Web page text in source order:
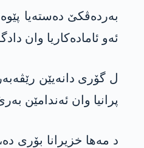
بەردەڤکێ دەستەیا
ئەو ئامادەکاریا وان
پرانیا وان ئەندامێن
د مەها خزیرانا بۆری